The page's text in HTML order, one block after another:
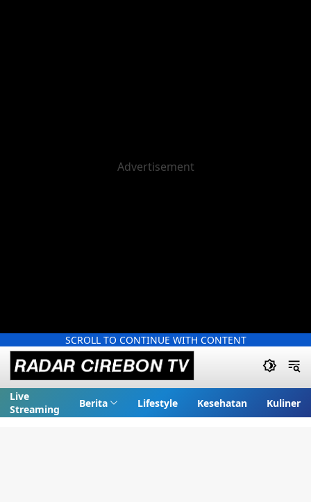
SCROLL TO CONTINUE WITH CONTENT
Live
Streaming
Berita Lifestyle Kesehatan Kuliner